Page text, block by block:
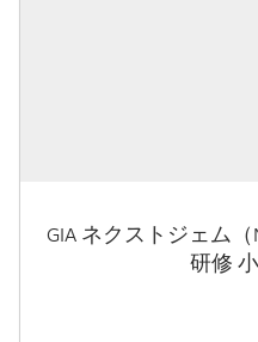
GIA ネクストジェム
研修